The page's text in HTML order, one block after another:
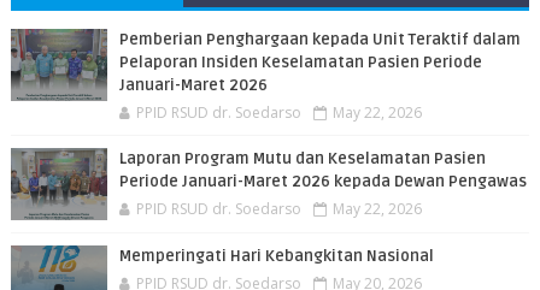
Pemberian Penghargaan kepada Unit Teraktif dalam
Pelaporan Insiden Keselamatan Pasien Periode
Januari-Maret 2026
PPID RSUD dr. Soedarso May 22, 2026
Laporan Program Mutu dan Keselamatan Pasien
Periode Januari-Maret 2026 kepada Dewan Pengawas
PPID RSUD dr. Soedarso May 22, 2026
Memperingati Hari Kebangkitan Nasional
PPID RSUD dr. Soedarso May 20, 2026